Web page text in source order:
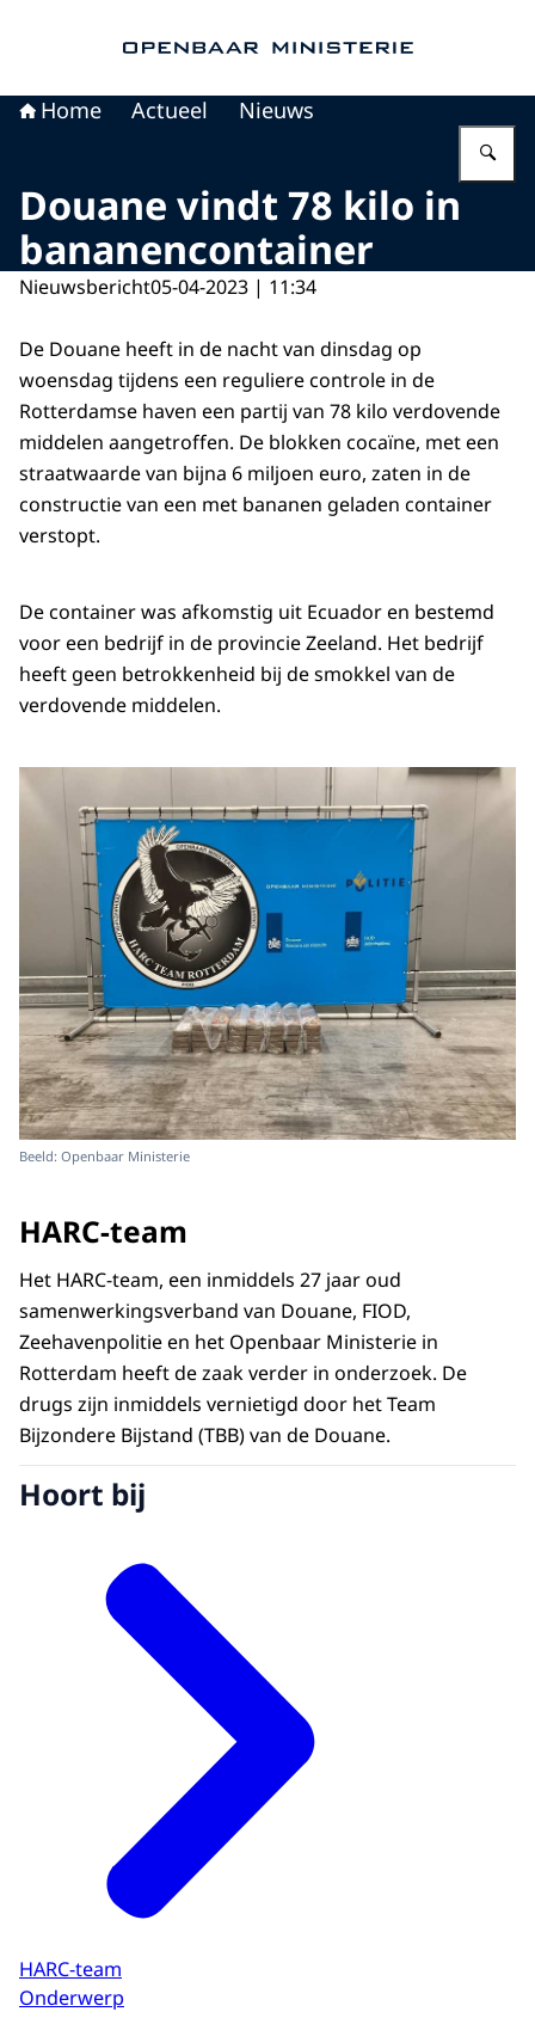
Home Actueel Nieuws
Douane vindt 78 kilo in
bananencontainer
Nieuwsbericht05-04-2023 | 11:34
De Douane heeft in de nacht van dinsdag op
woensdag tijdens een reguliere controle in de
Rotterdamse haven een partij van 78 kilo verdovende
middelen aangetroffen. De blokken cocaïne, met een
straatwaarde van bijna 6 miljoen euro, zaten in de
constructie van een met bananen geladen container
verstopt.
De container was afkomstig uit Ecuador en bestemd
voor een bedrijf in de provincie Zeeland. Het bedrijf
heeft geen betrokkenheid bij de smokkel van de
verdovende middelen.
Beeld: Openbaar Ministerie
HARC-team
Het HARC-team, een inmiddels 27 jaar oud
samenwerkingsverband van Douane, FIOD,
Zeehavenpolitie en het Openbaar Ministerie in
Rotterdam heeft de zaak verder in onderzoek. De
drugs zijn inmiddels vernietigd door het Team
Bijzondere Bijstand (TBB) van de Douane.
Hoort bij
HARC-team
Onderwerp